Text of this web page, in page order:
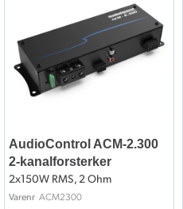
AudioControl ACM-2.300
2-kanalforsterker
2x150W RMS, 2 Ohm
Varenr ACM2300